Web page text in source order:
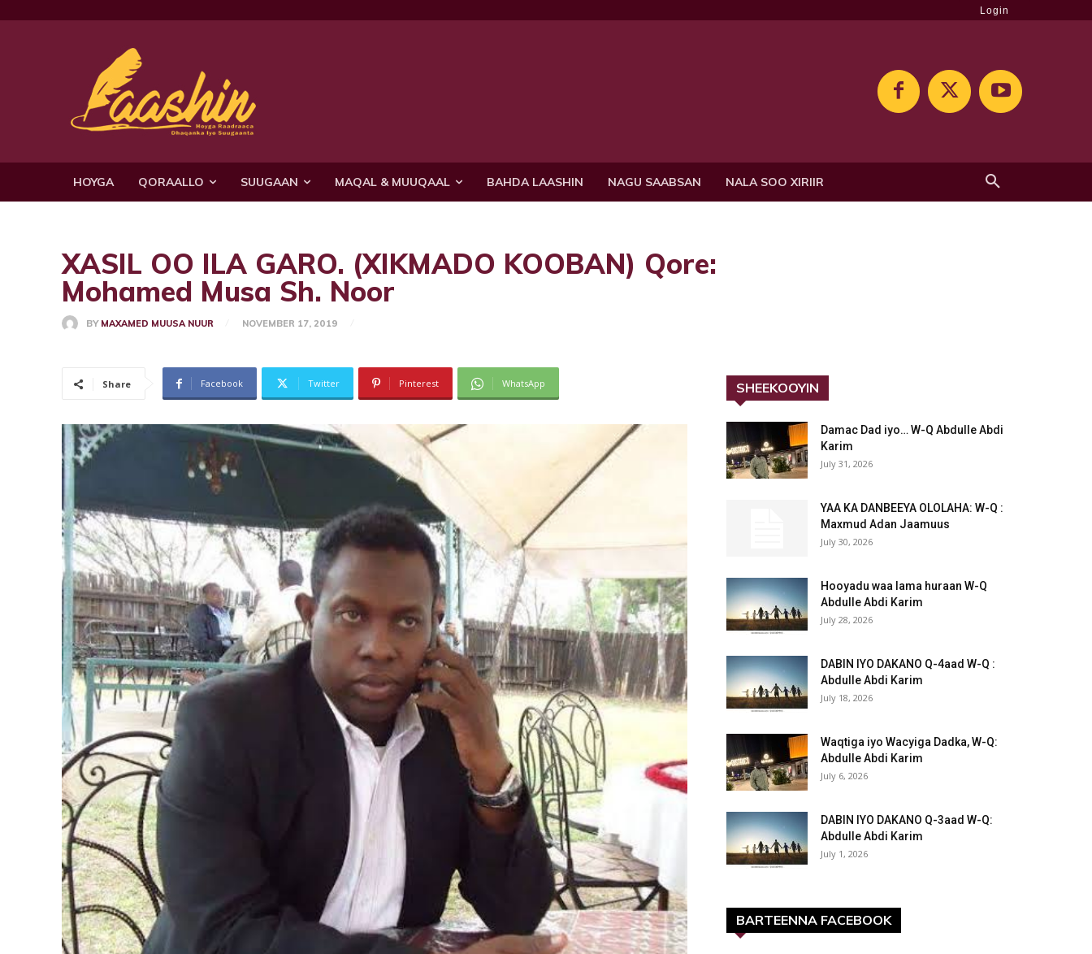
Login
HOYGA QORAALLO SUUGAAN MAQAL & MUUQAAL BAHDA LAASHIN NAGU SAABSAN NALA SOO XIRIIR
XASIL OO ILA GARO. (XIKMADO KOOBAN) Qore:
Mohamed Musa Sh. Noor
BY MAXAMED MUUSA NUUR NOVEMBER 17, 2019
Share Facebook Twitter Pinterest WhatsApp SHEEKOOYIN
Damac Dad iyo… W-Q Abdulle Abdi
Karim
July 31, 2026
YAA KA DANBEEYA OLOLAHA: W-Q :
Maxmud Adan Jaamuus
July 30, 2026
Hooyadu waa lama huraan W-Q
Abdulle Abdi Karim
July 28, 2026
DABIN IYO DAKANO Q-4aad W-Q :
Abdulle Abdi Karim
July 18, 2026
Waqtiga iyo Wacyiga Dadka, W-Q:
Abdulle Abdi Karim
July 6, 2026
DABIN IYO DAKANO Q-3aad W-Q:
Abdulle Abdi Karim
July 1, 2026
BARTEENNA FACEBOOK